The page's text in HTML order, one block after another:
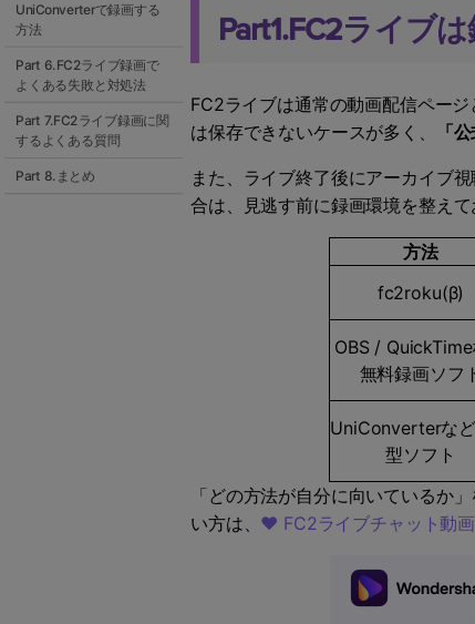
Part1.FC2ライブ
FC2ライブは通常の動画配信ペー
は保存できないケースが多く、
「
また、ライブ終了後にアーカイブ
合は、見逃す前に録画環境を整えて
方法
fc2roku(β)
OBS /
無料録画ソフ
UniConverterな
型ソフト
「どの方法が自分に向いているか
い方は、 ♥ FC2ライブチャット動
UniConverterで録画する
方法
Part 6.FC2ライブ録画で
よくある失敗と対処法
Part 7.FC2ライブ録画に関
するよくある質問
Part 8.まとめ